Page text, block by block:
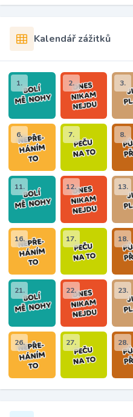
Kalendář zážitků
1. 2. 3.
6. 7. 8.
11. 12. 13.
16. 17. 18.
21. 22. 23.
26. 27. 28.